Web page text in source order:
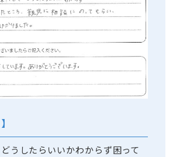
うしたらいいかわからず困って